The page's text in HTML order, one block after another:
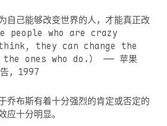
自己能够改变世界的人，才能真正改
people who are crazy
they can change the
ones who do.） —— 苹果
，1997
乔布斯有着十分强烈的肯定或否定的
应十分明显。